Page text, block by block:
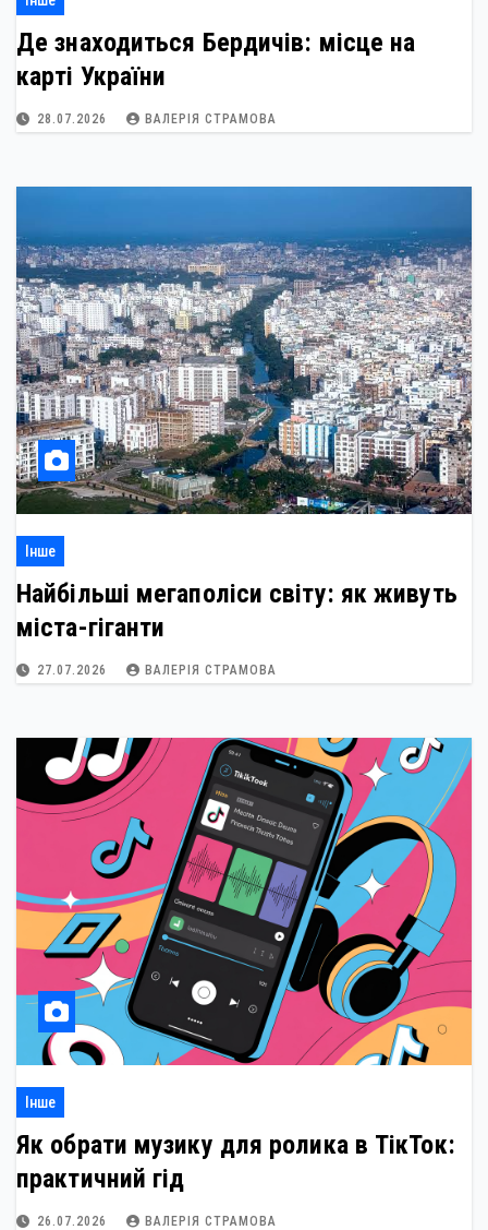
Де знаходиться Бердичів: місце на
карті України
28.07.2026 ВАЛЕРІЯ СТРАМОВА
Інше
Найбільші мегаполіси світу: як живуть
міста-гіганти
27.07.2026 ВАЛЕРІЯ СТРАМОВА
Інше
Як обрати музику для ролика в ТікТок:
практичний гід
26.07.2026 ВАЛЕРІЯ СТРАМОВА